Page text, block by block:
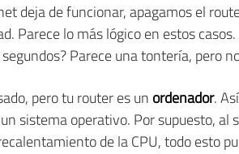
deja de funcionar, apagamos el
Parece lo más lógico en estos casos.
Parece una tontería, pero
pero tu router es un ordenador.
sistema operativo. Por supuesto, al
de la CPU, todo esto